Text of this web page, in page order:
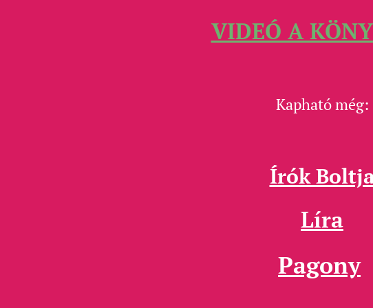
VIDEÓ A
Kapható még:
Írók
Líra
Pagony